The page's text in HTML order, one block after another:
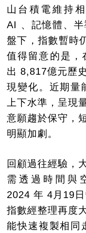
山台積電維持
AI 、記憶體、
盤下，指數暫時
值得留意的是，
出 8,817億元歷
現變化。近期量
上下水準，呈現
意願趨於保守，
明顯加劇。
回顧過往經驗，
需透過時間與
2024 年 4月19
指數經整理再度
能快速複製相同